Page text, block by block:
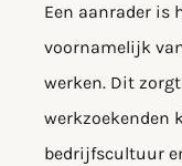
Een aanrader is
voornamelijk
werken. Dit
werkzoekenden
bedrijfscultuur